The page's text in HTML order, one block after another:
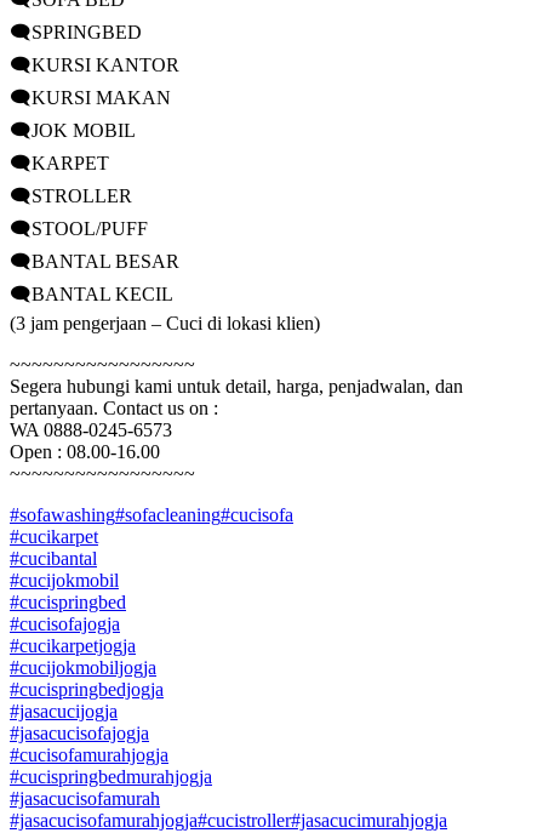
🗨️SPRINGBED
🗨️KURSI KANTOR
🗨️KURSI MAKAN
🗨️JOK MOBIL
🗨️KARPET
🗨️STROLLER
🗨️STOOL/PUFF
🗨️BANTAL BESAR
🗨️BANTAL KECIL
(3 jam pengerjaan – Cuci di lokasi klien)
~~~~~~~~~~~~~~~~~
Segera hubungi kami untuk detail, harga, penjadwalan, dan
pertanyaan. Contact us on :
WA 0888-0245-6573
Open : 08.00-16.00
~~~~~~~~~~~~~~~~~
#sofawashing#sofacleaning#cucisofa
#cucikarpet
#cucibantal
#cucijokmobil
#cucispringbed
#cucisofajogja
#cucikarpetjogja
#cucijokmobiljogja
#cucispringbedjogja
#jasacucijogja
#jasacucisofajogja
#cucisofamurahjogja
#cucispringbedmurahjogja
#jasacucisofamurah
#jasacucisofamurahjogja#cucistroller#jasacucimurahjogja